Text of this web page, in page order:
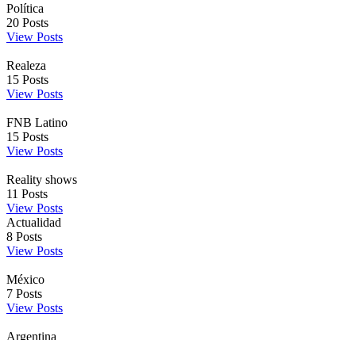
Política
20 Posts
View Posts
Realeza
15 Posts
View Posts
FNB Latino
15 Posts
View Posts
Reality shows
11 Posts
View Posts
Actualidad
8 Posts
View Posts
México
7 Posts
View Posts
Argentina